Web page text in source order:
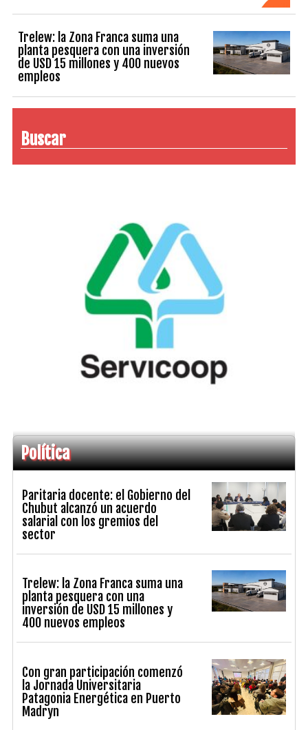
Trelew: la Zona Franca suma una
planta pesquera con una inversión
de USD 15 millones y 400 nuevos
empleos
Buscar
Política
Paritaria docente: el Gobierno del
Chubut alcanzó un acuerdo
salarial con los gremios del
sector
Trelew: la Zona Franca suma una
planta pesquera con una
inversión de USD 15 millones y
400 nuevos empleos
Con gran participación comenzó
la Jornada Universitaria
Patagonia Energética en Puerto
Madryn